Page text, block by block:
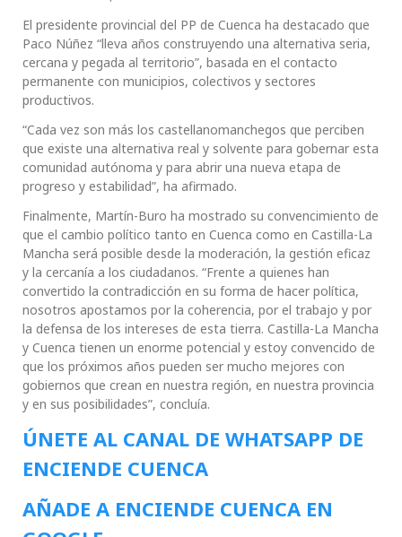
El presidente provincial del PP de Cuenca ha destacado que
Paco Núñez “lleva años construyendo una alternativa seria,
cercana y pegada al territorio”, basada en el contacto
permanente con municipios, colectivos y sectores
productivos.
“Cada vez son más los castellanomanchegos que perciben
que existe una alternativa real y solvente para gobernar esta
comunidad autónoma y para abrir una nueva etapa de
progreso y estabilidad”, ha afirmado.
Finalmente, Martín-Buro ha mostrado su convencimiento de
que el cambio político tanto en Cuenca como en Castilla-La
Mancha será posible desde la moderación, la gestión eficaz
y la cercanía a los ciudadanos. “Frente a quienes han
convertido la contradicción en su forma de hacer política,
nosotros apostamos por la coherencia, por el trabajo y por
la defensa de los intereses de esta tierra. Castilla-La Mancha
y Cuenca tienen un enorme potencial y estoy convencido de
que los próximos años pueden ser mucho mejores con
gobiernos que crean en nuestra región, en nuestra provincia
y en sus posibilidades”, concluía.
ÚNETE AL CANAL DE WHATSAPP DE
ENCIENDE CUENCA
AÑADE A ENCIENDE CUENCA EN